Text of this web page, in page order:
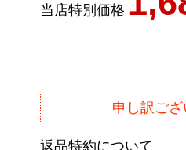
当店特別価格
申し訳ご
返品特約について